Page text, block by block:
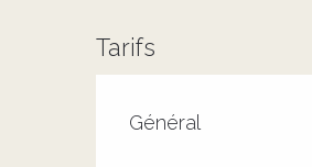
Tarifs
Tarifs 2026
Général